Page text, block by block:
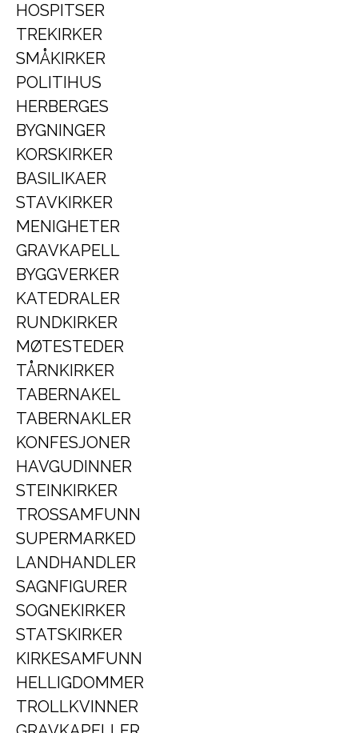
HOSPITSER
TREKIRKER
SMÅKIRKER
POLITIHUS
HERBERGES
BYGNINGER
KORSKIRKER
BASILIKAER
STAVKIRKER
MENIGHETER
GRAVKAPELL
BYGGVERKER
KATEDRALER
RUNDKIRKER
MØTESTEDER
TÅRNKIRKER
TABERNAKEL
TABERNAKLER
KONFESJONER
HAVGUDINNER
STEINKIRKER
TROSSAMFUNN
SUPERMARKED
LANDHANDLER
SAGNFIGURER
SOGNEKIRKER
STATSKIRKER
KIRKESAMFUNN
HELLIGDOMMER
TROLLKVINNER